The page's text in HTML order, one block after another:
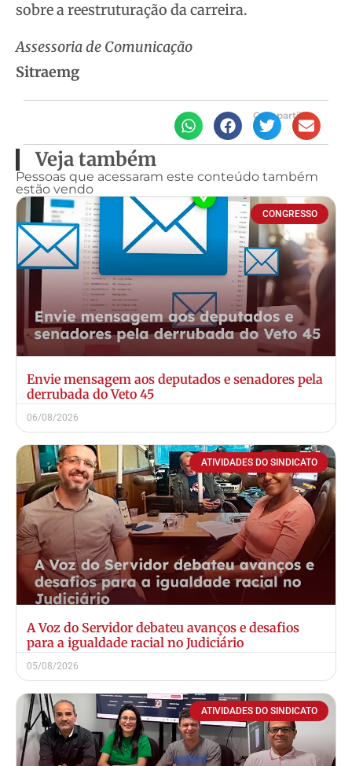
sobre a reestruturação da carreira.
Assessoria de Comunicação
Sitraemg
Compartilhe
Veja também
Pessoas que acessaram este conteúdo também
estão vendo
CONGRESSO
Envie mensagem aos deputados e senadores pela
derrubada do Veto 45
06/08/2026
ATIVIDADES DO SINDICATO
A Voz do Servidor debateu avanços e desafios
para a igualdade racial no Judiciário
05/08/2026
ATIVIDADES DO SINDICATO